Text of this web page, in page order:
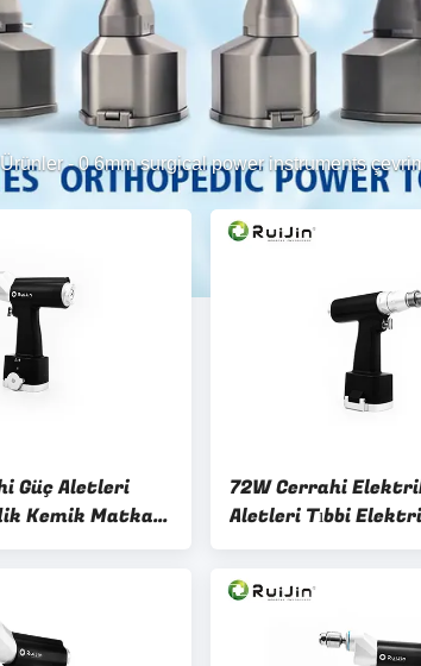
Ürünler-0 6mm surgical power instruments
Güç Aletleri
Kemik Matkabı
72W Cerrahi
Aletleri Tıbbi
Kemik Matkabı